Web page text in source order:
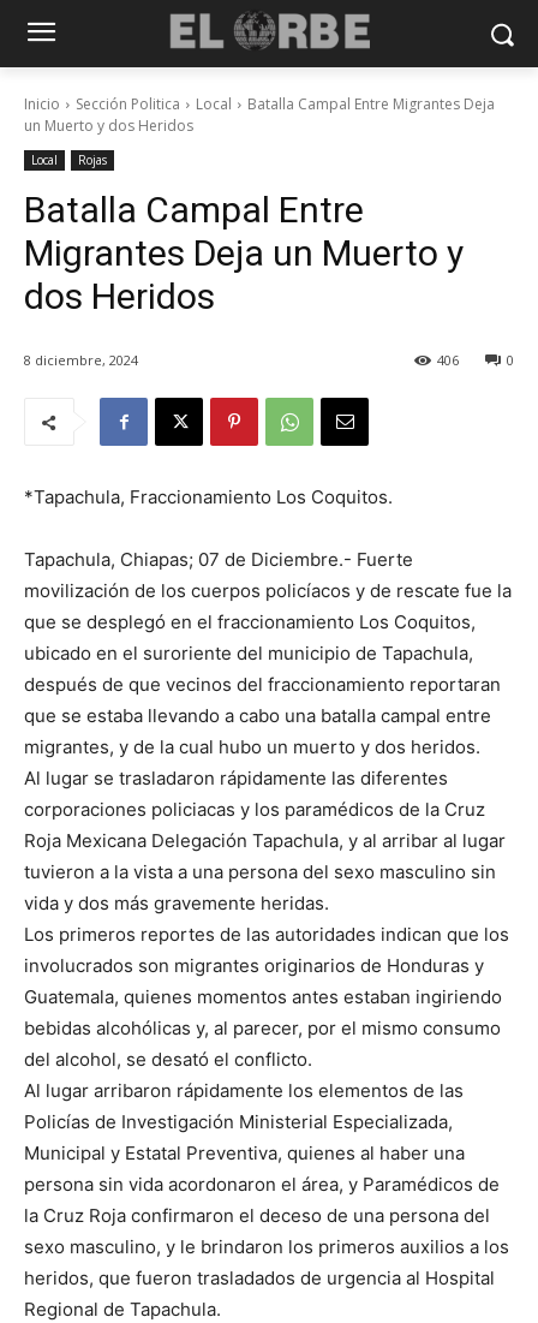
Inicio Sección Politica Local
Batalla Campal Entre Migrantes Deja
un Muerto y dos Heridos
Local Rojas
Batalla Campal Entre
Migrantes Deja un Muerto y
dos Heridos
8 diciembre, 2024 0
406
*Tapachula, Fraccionamiento Los Coquitos.
Tapachula, Chiapas; 07 de Diciembre.- Fuerte
movilización de los cuerpos policíacos y de rescate fue la
que se desplegó en el fraccionamiento Los Coquitos,
ubicado en el suroriente del municipio de Tapachula,
después de que vecinos del fraccionamiento reportaran
que se estaba llevando a cabo una batalla campal entre
migrantes, y de la cual hubo un muerto y dos heridos.
Al lugar se trasladaron rápidamente las diferentes
corporaciones policiacas y los paramédicos de la Cruz
Roja Mexicana Delegación Tapachula, y al arribar al lugar
tuvieron a la vista a una persona del sexo masculino sin
vida y dos más gravemente heridas.
Los primeros reportes de las autoridades indican que los
involucrados son migrantes originarios de Honduras y
Guatemala, quienes momentos antes estaban ingiriendo
bebidas alcohólicas y, al parecer, por el mismo consumo
del alcohol, se desató el conflicto.
Al lugar arribaron rápidamente los elementos de las
Policías de Investigación Ministerial Especializada,
Municipal y Estatal Preventiva, quienes al haber una
persona sin vida acordonaron el área, y Paramédicos de
la Cruz Roja confirmaron el deceso de una persona del
sexo masculino, y le brindaron los primeros auxilios a los
heridos, que fueron trasladados de urgencia al Hospital
Regional de Tapachula.